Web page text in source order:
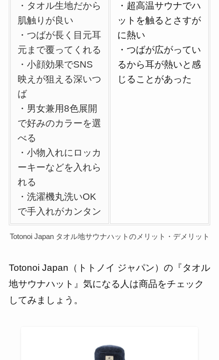
・ タオル生地だから
肌触りが良い
・つばが長く目元耳
元まで覆ってくれる
・小顔効果でSNS
映えが狙える深いつ
ば
・男女兼用8色展開
で好みのカラーを選
べる
・小物入れにロッカ
ーキーなどを入れら
れる
・洗濯機丸洗いOK
で手入れがカンタン
・超高温サウナでハ
ットを触るとさすが
に熱い
・つばが広がってい
るから耳が熱いと感
じることがあった
Totonoi Japan タオル地サウナハットのメリット・デメリット
Totonoi Japan（トトノイ ジャパン）の『タオル
地サウナハット』気になる人は商品をチェック
してみましょう。